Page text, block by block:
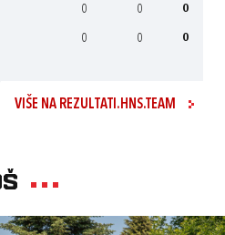
0 0 0
0 0 0
VIŠE NA REZULTATI.HNS.TEAM